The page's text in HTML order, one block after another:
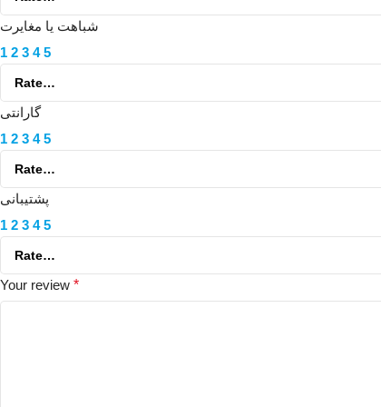
شباهت یا مغایرت
1 2 3 4 5
گارانتی
1 2 3 4 5
پشتیبانی
1 2 3 4 5
Your review *